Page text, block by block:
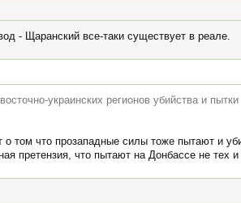
- Щаранский все-таки существует в реале.
украинских регионов убийства и
том что прозападные силы тоже пытают и
претензия, что пытают на Донбассе не тех и